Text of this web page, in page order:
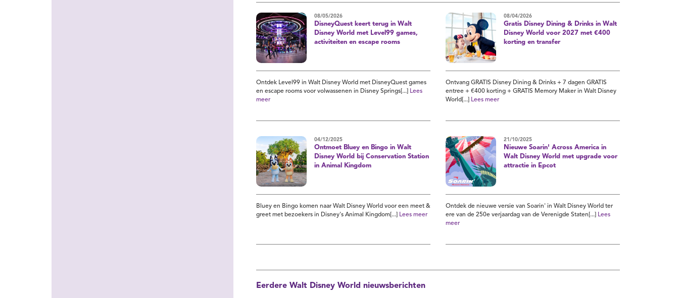
08/05/2026
DisneyQuest keert terug in Walt
Disney World met Level99 games,
activiteiten en escape rooms
Ontdek Level99 in Walt Disney World met DisneyQuest games
en escape rooms voor volwassenen in Disney Springs[...]
Lees
meer
08/04/2026
Gratis Disney Dining & Drinks in Walt
Disney World voor 2027 met €400
korting en transfer
Ontvang GRATIS Disney Dining & Drinks + 7 dagen GRATIS
entree + €400 korting + GRATIS Memory Maker in Walt Disney
World[...]
Lees meer
04/12/2025
Ontmoet Bluey en Bingo in Walt
Disney World bij Conservation Station
in Animal Kingdom
Bluey en Bingo komen naar Walt Disney World voor een meet &
greet met bezoekers in Disney's Animal Kingdom[...]
Lees meer
21/10/2025
Nieuwe Soarin' Across America in
Walt Disney World met upgrade voor
attractie in Epcot
Ontdek de nieuwe versie van Soarin' in Walt Disney World ter
ere van de 250e verjaardag van de Verenigde Staten[...]
Lees
meer
Eerdere Walt Disney World nieuwsberichten